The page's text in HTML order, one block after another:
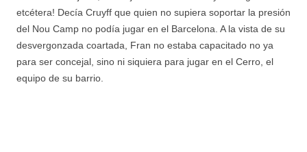
etcétera! Decía Cruyff que quien no supiera soportar la presión
del Nou Camp no podía jugar en el Barcelona. A la vista de su
desvergonzada coartada, Fran no estaba capacitado no ya
para ser concejal, sino ni siquiera para jugar en el Cerro, el
equipo de su barrio.